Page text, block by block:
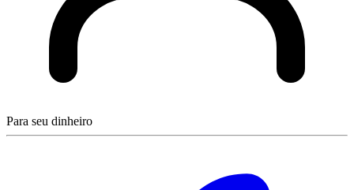
Para seu dinheiro